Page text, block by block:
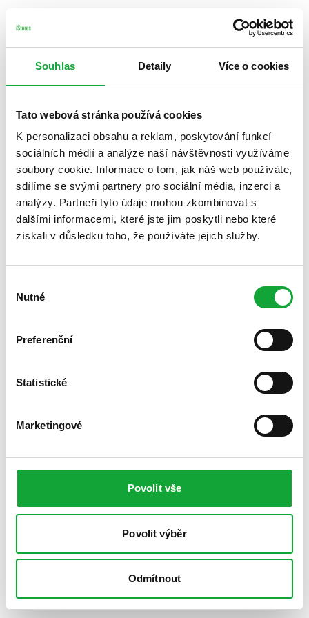
Souhlas Detaily Více o cookies
Tato webová stránka používá cookies
K personalizaci obsahu a reklam, poskytování funkcí
sociálních médií a analýze naší návštěvnosti využíváme
soubory cookie. Informace o tom, jak náš web používáte,
sdílíme se svými partnery pro sociální média, inzerci a
analýzy. Partneři tyto údaje mohou zkombinovat s
dalšími informacemi, které jste jim poskytli nebo které
získali v důsledku toho, že používáte jejich služby.
souhlasu
Nutné
Preferenční
Statistické
Marketingové
Povolit vše
Povolit výběr
Odmítnout